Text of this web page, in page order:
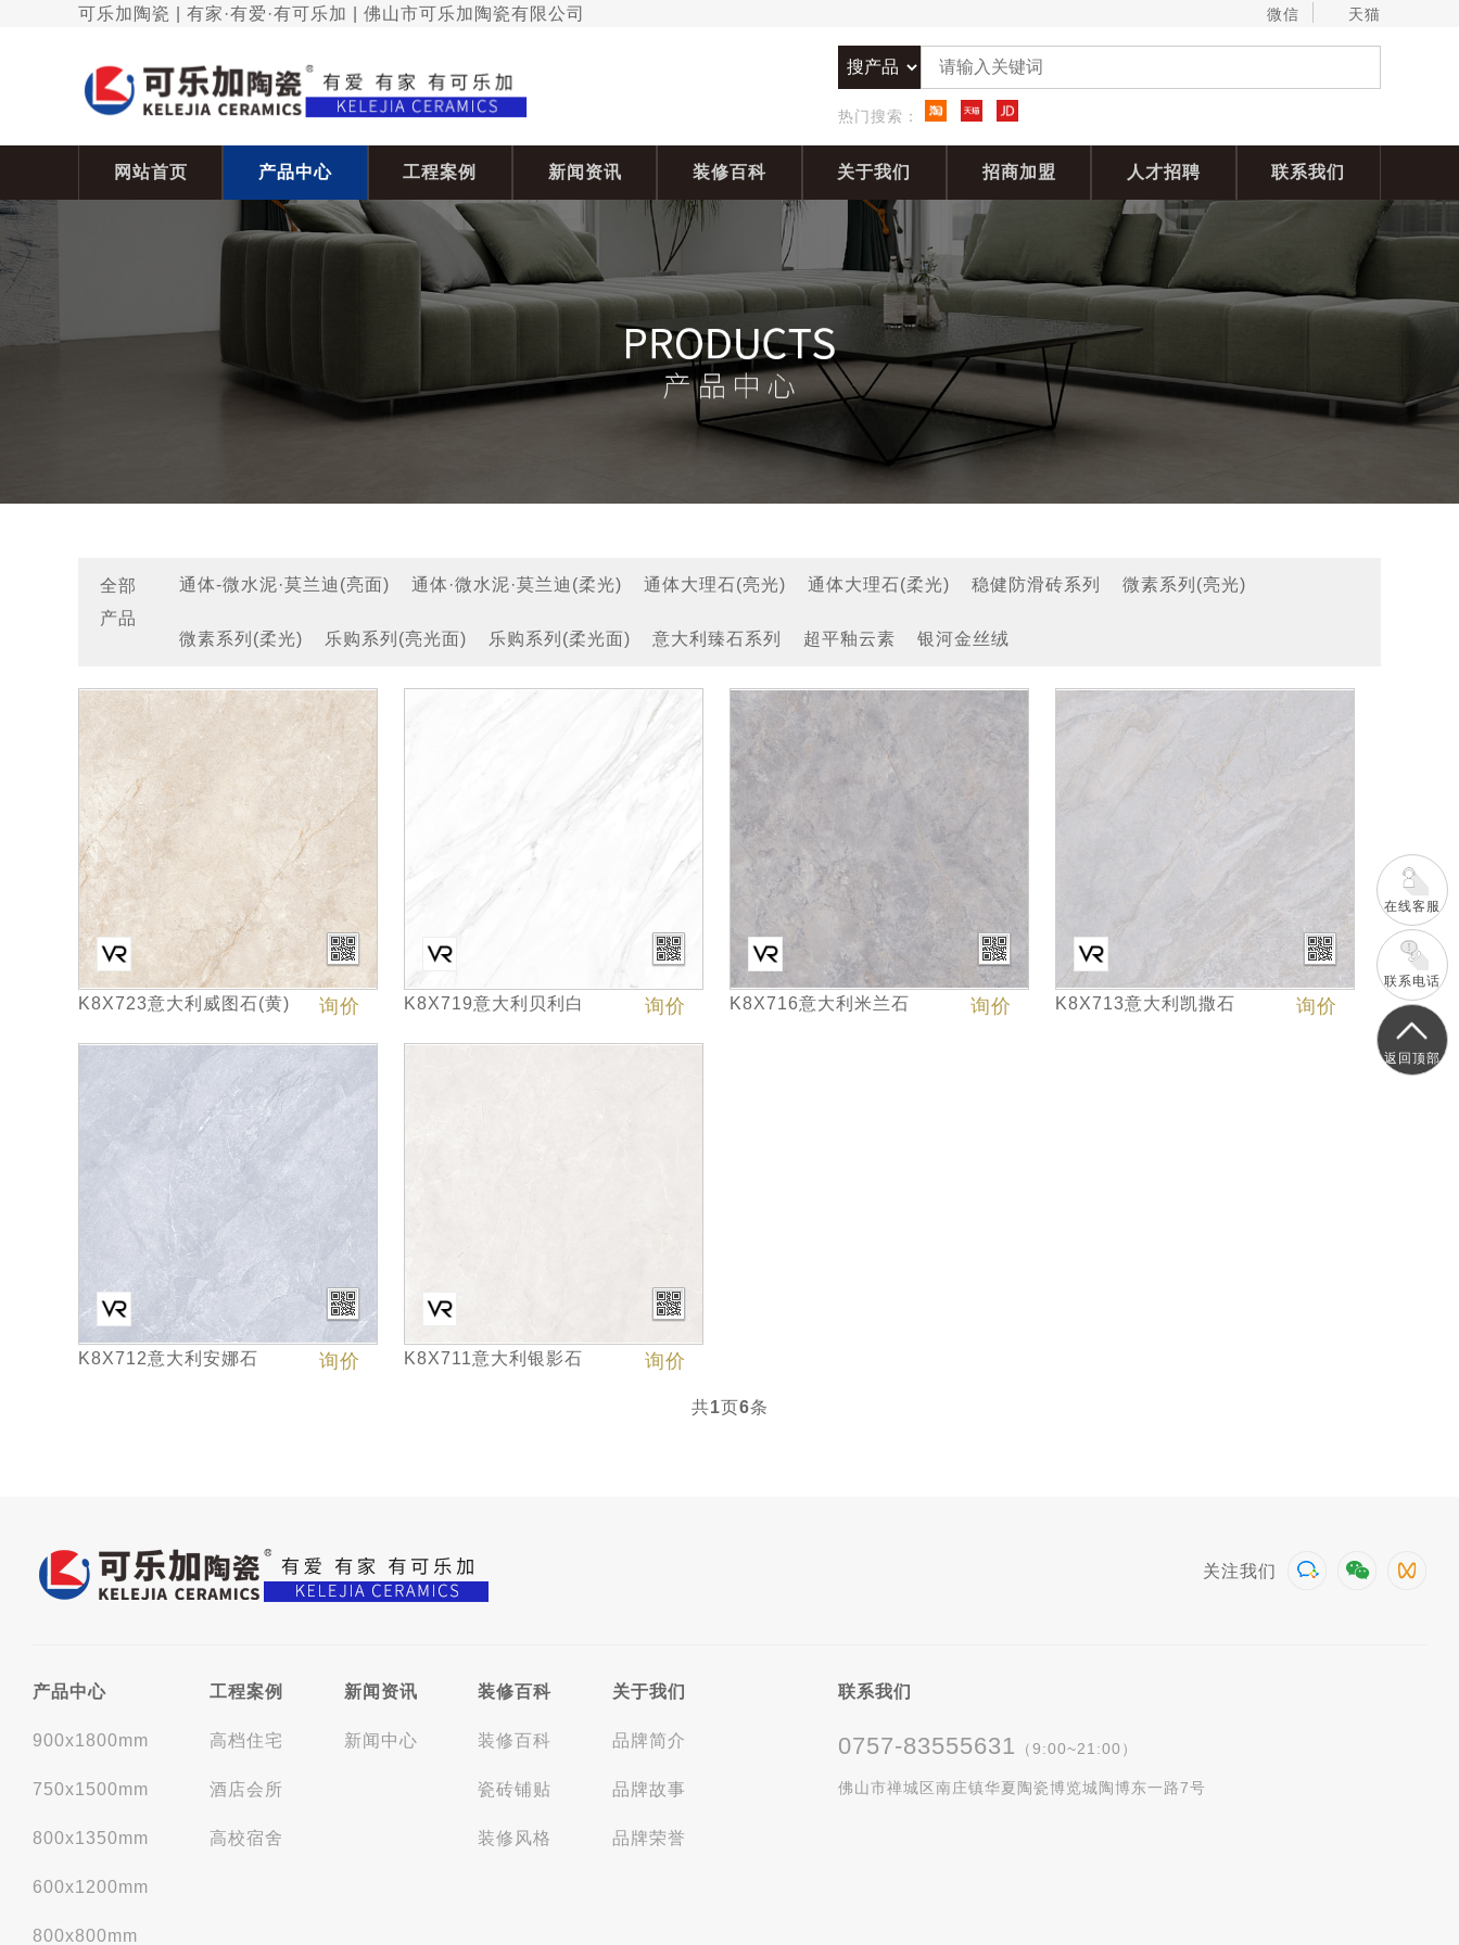
可乐加陶瓷 | 有家·有爱·有可乐加 | 佛山市可乐加陶瓷有限公司 微信 天猫
热门搜索：
网站首页 产品中心 工程案例 新闻资讯 装修百科 关于我们 招商加盟 人才招聘 联系我们
在线客服
联系电话
返回顶部
全部
产品
通体-微水泥·莫兰迪(亮面) 通体·微水泥·莫兰迪(柔光) 通体大理石(亮光) 通体大理石(柔光) 稳健防滑砖系列 微素系列(亮光)
微素系列(柔光) 乐购系列(亮光面) 乐购系列(柔光面) 意大利臻石系列 超平釉云素 银河金丝绒
K8X723意大利威图石(黄) 询价 K8X719意大利贝利白 询价 K8X716意大利米兰石 询价 K8X713意大利凯撒石 询价
K8X712意大利安娜石 询价 K8X711意大利银影石 询价
共1页6条
关注我们
产品中心
900x1800mm
750x1500mm
800x1350mm
600x1200mm
800x800mm
工程案例
高档住宅
酒店会所
高校宿舍
新闻资讯
新闻中心
装修百科
装修百科
瓷砖铺贴
装修风格
关于我们
品牌简介
品牌故事
品牌荣誉
联系我们
0757-83555631 （9:00~21:00）
佛山市禅城区南庄镇华夏陶瓷博览城陶博东一路7号